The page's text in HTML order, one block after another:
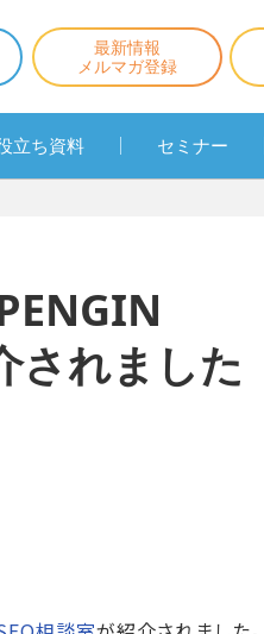
最新情報
メルマガ登録
立ち資料 セミナー
されました